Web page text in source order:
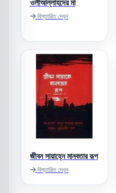
ওলীআল্লাহদের মা
বিস্তারিত দেখুন
জীবন সায়াহ্নে মানবতার রূপ
বিস্তারিত দেখুন